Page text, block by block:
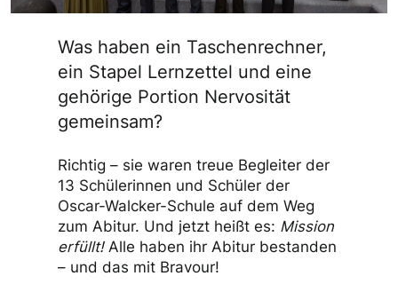
Was haben ein Taschenrechner,
ein Stapel Lernzettel und eine
gehörige Portion Nervosität
gemeinsam?
Richtig – sie waren treue Begleiter der
13 Schülerinnen und Schüler der
Oscar-Walcker-Schule auf dem Weg
zum Abitur. Und jetzt heißt es: Mission
erfüllt!Alle haben ihr Abitur bestanden
– und das mit Bravour!